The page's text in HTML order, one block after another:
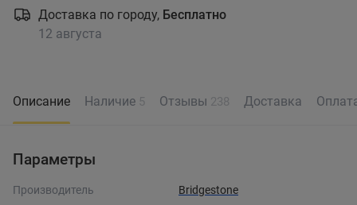
Доставка по городу, Бесплатно
12 августа
Описание Наличие 5 Отзывы 238 Доставка
Параметры
Производитель
Bridgestone